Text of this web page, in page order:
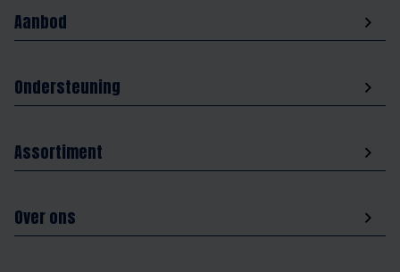
Aanbod
Ondersteuning
Assortiment
Over ons